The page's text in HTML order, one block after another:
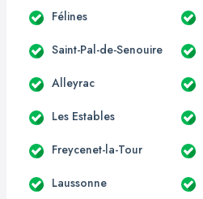
Félines
Saint-Pal-de-Senouire
Alleyrac
Les Estables
Freycenet-la-Tour
Laussonne